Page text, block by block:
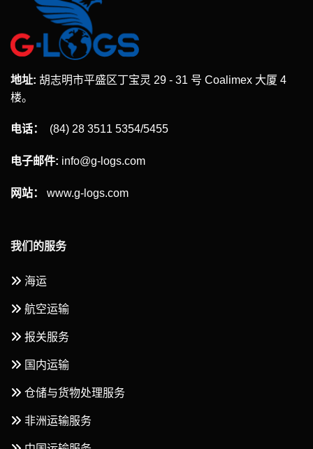
地址: 胡志明市平盛区丁宝灵 29 - 31 号 Coalimex 大厦 4
楼。
电话： (84) 28 3511 5354/5455
电子邮件: info@g-logs.com
网站： www.g-logs.com
我们的服务
海运
航空运输
报关服务
国内运输
仓储与货物处理服务
非洲运输服务